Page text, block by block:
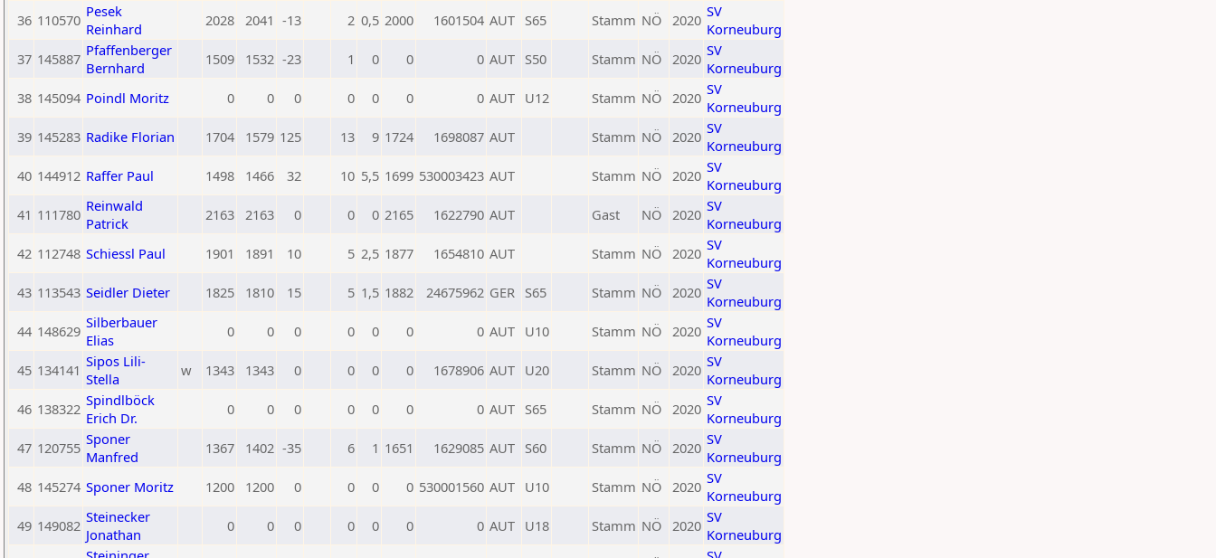
36 110570 Pesek
Reinhard
2028 2041 -13 2 0,5 2000 1601504 AUT S65 Stamm NÖ 2020 SV
Korneuburg
37 145887 Pfaffenberger
Bernhard
1509 1532 -23 1 0 0 0 AUT S50 Stamm NÖ 2020 SV
Korneuburg
38 145094 Poindl Moritz 0 0 0 0 0 0 0 AUT U12 Stamm NÖ 2020 SV
Korneuburg
39 145283 Radike Florian 1704 1579 125 13 9 1724 1698087 AUT Stamm NÖ 2020 SV
Korneuburg
40 144912 Raffer Paul 1498 1466 32 10 5,5 1699 530003423 AUT Stamm NÖ 2020 SV
Korneuburg
41 111780 Reinwald
Patrick
2163 2163 0 0 0 2165 1622790 AUT Gast NÖ 2020 SV
Korneuburg
42 112748 Schiessl Paul 1901 1891 10 5 2,5 1877 1654810 AUT Stamm NÖ 2020 SV
Korneuburg
43 113543 Seidler Dieter 1825 1810 15 5 1,5 1882 24675962 GER S65 Stamm NÖ 2020 SV
Korneuburg
44 148629 Silberbauer
Elias
0 0 0 0 0 0 0 AUT U10 Stamm NÖ 2020 SV
Korneuburg
45 134141 Sipos Lili-
Stella
w 1343 1343 0 0 0 0 1678906 AUT U20 Stamm NÖ 2020 SV
Korneuburg
46 138322 Spindlböck
Erich Dr.
0 0 0 0 0 0 0 AUT S65 Stamm NÖ 2020 SV
Korneuburg
47 120755 Sponer
Manfred
1367 1402 -35 6 1 1651 1629085 AUT S60 Stamm NÖ 2020 SV
Korneuburg
48 145274 Sponer Moritz 1200 1200 0 0 0 0 530001560 AUT U10 Stamm NÖ 2020 SV
Korneuburg
49 149082 Steinecker
Jonathan
0 0 0 0 0 0 0 AUT U18 Stamm NÖ 2020 SV
Korneuburg